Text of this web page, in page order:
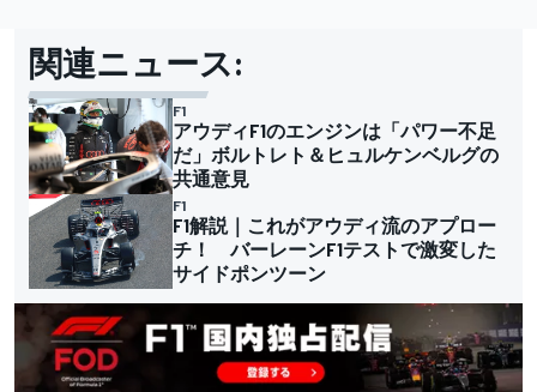
関連ニュース:
F1
アウディF1のエンジンは「パワー不足
だ」ボルトレト＆ヒュルケンベルグの
共通意見
F1
F1解説｜これがアウディ流のアプロー
チ！ バーレーンF1テストで激変した
サイドポンツーン